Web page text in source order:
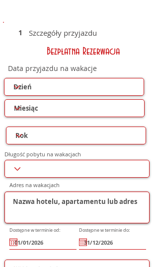
1 Szczegóły przyjazdu
Bezpłatna Rezerwacja
Data przyjazdu na wakacje
Długość pobytu na wakacjach
Adres na wakacjach
Dostępne w terminie od: Dostępne w terminie do: